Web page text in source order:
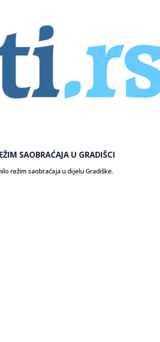
SAOBRAĆAJA U GRADIŠCI
režim saobraćaja u dijelu Gradiške.